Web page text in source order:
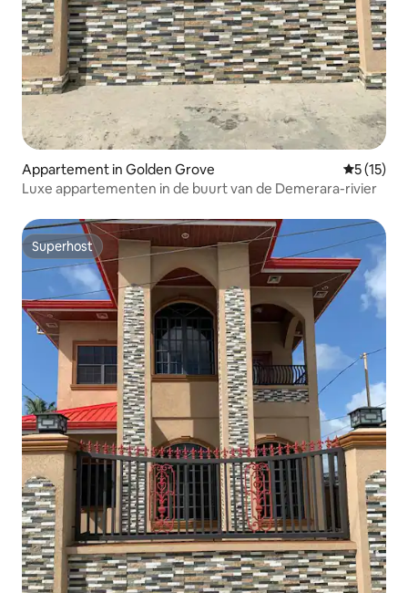
Appartement in Golden Grove
5 (15)
Luxe appartementen in de buurt van de Demerara-rivier
Superhost
Superhost